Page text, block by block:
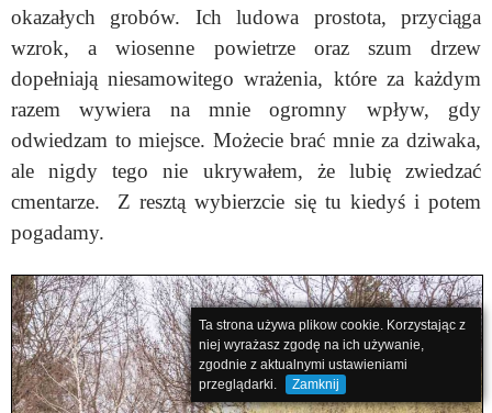
Ta strona używa plikow cookie. Korzystając z
niej wyrażasz zgodę na ich używanie,
zgodnie z aktualnymi ustawieniami
przeglądarki.
Zamknij
okazałych grobów. Ich ludowa prostota, przyciąga
wzrok, a wiosenne powietrze oraz szum drzew
dopełniają niesamowitego wrażenia, które za każdym
razem wywiera na mnie ogromny wpływ, gdy
odwiedzam to miejsce. Możecie brać mnie za dziwaka,
ale nigdy tego nie ukrywałem, że lubię zwiedzać
cmentarze. Z resztą wybierzcie się tu kiedyś i potem
pogadamy.